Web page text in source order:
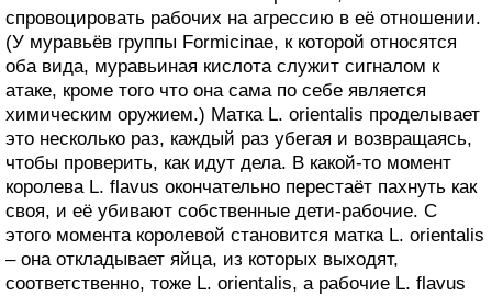
спровоцировать рабочих на агрессию в её отношении.
(У муравьёв группы Formicinae, к которой относятся
оба вида, муравьиная кислота служит сигналом к
атаке, кроме того что она сама по себе является
химическим оружием.) Матка L. orientalis проделывает
это несколько раз, каждый раз убегая и возвращаясь,
чтобы проверить, как идут дела. В какой-то момент
королева L. flavus окончательно перестаёт пахнуть как
своя, и её убивают собственные дети-рабочие. С
этого момента королевой становится матка L. orientalis
– она откладывает яйца, из которых выходят,
соответственно, тоже L. orientalis, а рабочие L. flavus